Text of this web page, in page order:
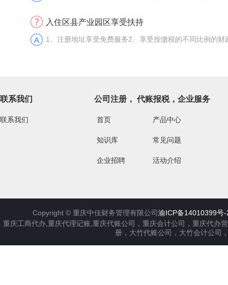
入住区县产业园区享受扶持
1、注册地址享受免费服务2、享受按缴税的不同比例的财
联系我们
联系我们
公司注册， 代账报税，企业服务
首页 产品中心
知识库 常见问题
企业招聘 活动介绍
Copyright © 重庆中佳财务管理有限公司渝ICP备14010399号-
重庆工商代办,重庆代理记账,重庆代账公司，重庆会计公司，重庆代办
册，大竹代账公司，大竹会计公司